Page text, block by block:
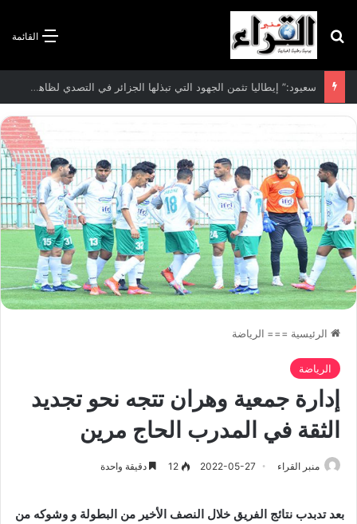
القائمة بحث عن
الاتفاقية الأممية بشأن تغير المناخ :الجزائر تودع مساهمتها الوطنية المحددة لسنة 2026
الرئيسية === الرياضة
الرياضة
إدارة جمعية وهران تتجه نحو تجديد
الثقة في المدرب الحاج مرين
منبر القراء 2022-05-27
12 دقيقة واحدة
بعد تدبدب نتائج الفريق خلال النصف الأخير من البطولة و وشوكه من